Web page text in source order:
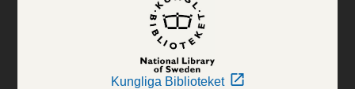
Kungliga Biblioteket